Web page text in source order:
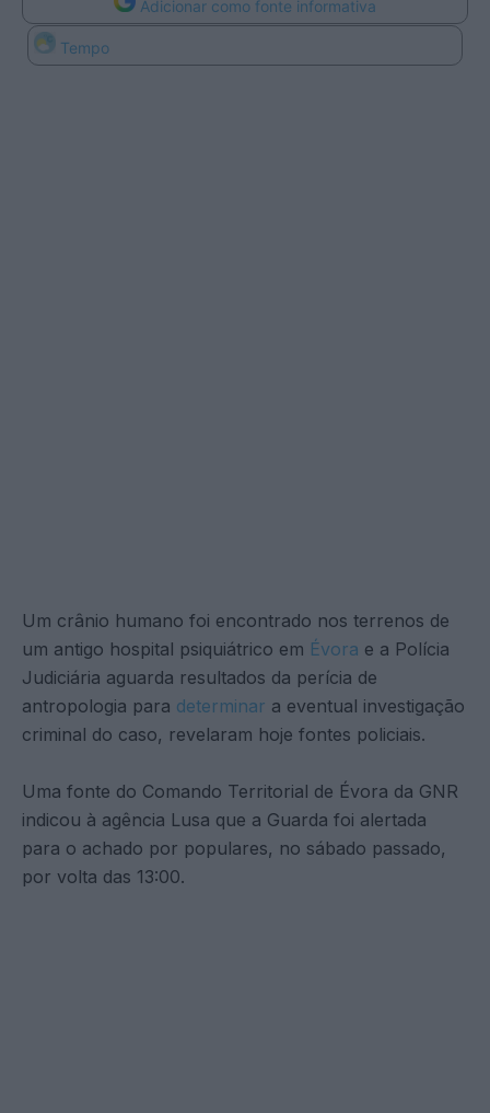
Adicionar como fonte informativa
Tempo
Um crânio humano foi encontrado nos terrenos de
um antigo hospital psiquiátrico em Évora e a Polícia
Judiciária aguarda resultados da perícia de
antropologia para determinar a eventual investigação
criminal do caso, revelaram hoje fontes policiais.
Uma fonte do Comando Territorial de Évora da GNR
indicou à agência Lusa que a Guarda foi alertada
para o achado por populares, no sábado passado,
por volta das 13:00.